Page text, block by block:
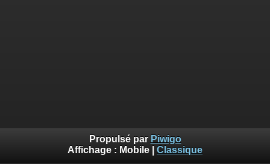
Propulsé par Piwigo
Affichage : Mobile Classique